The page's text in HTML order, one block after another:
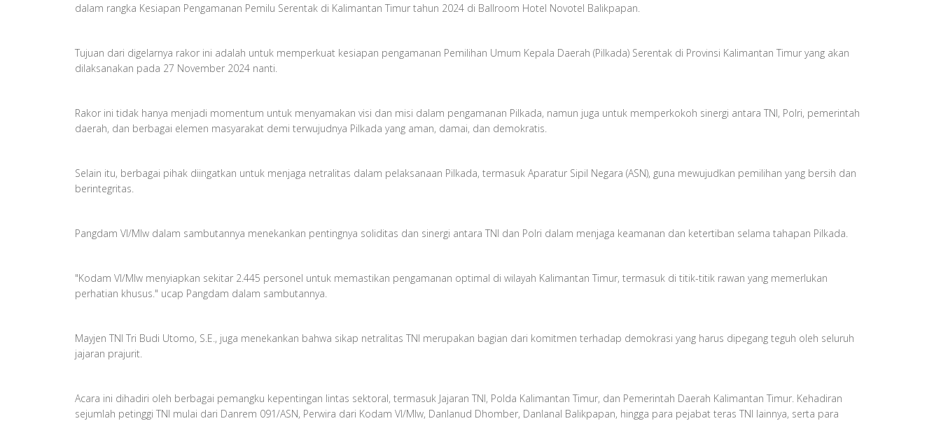
dalam rangka Kesiapan Pengamanan Pemilu Serentak di Kalimantan Timur tahun 2024 di Ballroom Hotel Novotel Balikpapan.
Tujuan dari digelarnya rakor ini adalah untuk memperkuat kesiapan pengamanan Pemilihan Umum Kepala Daerah (Pilkada) Serentak di Provinsi Kalimantan Timur yang akan
dilaksanakan pada 27 November 2024 nanti.
Rakor ini tidak hanya menjadi momentum untuk menyamakan visi dan misi dalam pengamanan Pilkada, namun juga untuk memperkokoh sinergi antara TNI, Polri, pemerintah
daerah, dan berbagai elemen masyarakat demi terwujudnya Pilkada yang aman, damai, dan demokratis.
Selain itu, berbagai pihak diingatkan untuk menjaga netralitas dalam pelaksanaan Pilkada, termasuk Aparatur Sipil Negara (ASN), guna mewujudkan pemilihan yang bersih dan
berintegritas.
Pangdam VI/Mlw dalam sambutannya menekankan pentingnya soliditas dan sinergi antara TNI dan Polri dalam menjaga keamanan dan ketertiban selama tahapan Pilkada.
"Kodam VI/Mlw menyiapkan sekitar 2.445 personel untuk memastikan pengamanan optimal di wilayah Kalimantan Timur, termasuk di titik-titik rawan yang memerlukan
perhatian khusus." ucap Pangdam dalam sambutannya.
Mayjen TNI Tri Budi Utomo, S.E., juga menekankan bahwa sikap netralitas TNI merupakan bagian dari komitmen terhadap demokrasi yang harus dipegang teguh oleh seluruh
jajaran prajurit.
Acara ini dihadiri oleh berbagai pemangku kepentingan lintas sektoral, termasuk Jajaran TNI, Polda Kalimantan Timur, dan Pemerintah Daerah Kalimantan Timur. Kehadiran
sejumlah petinggi TNI mulai dari Danrem 091/ASN, Perwira dari Kodam VI/Mlw, Danlanud Dhomber, Danlanal Balikpapan, hingga para pejabat teras TNI lainnya, serta para